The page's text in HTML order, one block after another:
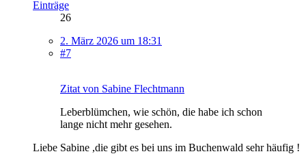
Einträge
26
2. März 2026 um 18:31
#7
Zitat von Sabine Flechtmann
Leberblümchen, wie schön, die habe ich schon
lange nicht mehr gesehen.
Liebe Sabine ,die gibt es bei uns im Buchenwald sehr häufig !